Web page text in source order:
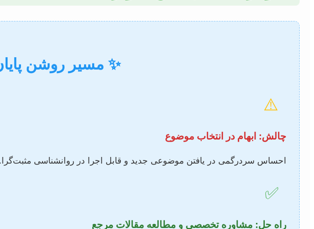
✨ مسیر روشن
⚠️
چالش: ابهام در انتخاب موضوع
احساس سردرگمی در یافتن موضوعی جدید و قابل اجرا در روانشناسی مثبت‌گرا.
✅
راه حل: مشاوره تخصصی و مطالعه مقالات مرجع